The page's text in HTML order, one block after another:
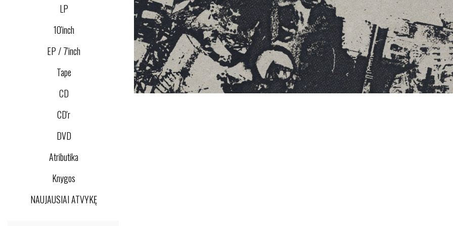
LP
10'inch
EP / 7'inch
Tape
CD
CD'r
DVD
Atributika
Knygos
NAUJAUSIAI ATVYKĘ